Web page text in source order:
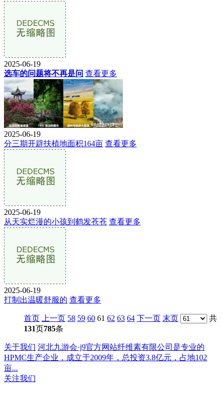
2025-06-19
选车的问题将不再是问 查看更多
2025-06-19
分三期开辟扶植地面积164亩 查看更多
2025-06-19
从天实烂漫的小孩到鹤发苍苍 查看更多
2025-06-19
打制出温暖舒服的 查看更多
首页 上一页 58 59 60 61 62 63 64 下一页 末页
共
131页785条
关于我们 河北九游会·j9官方网站纤维素有限公司是专业的
HPMC生产企业，成立于2009年，总投资3.8亿元，占地102
亩...
关注我们